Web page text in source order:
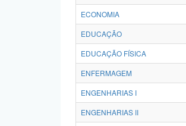
ECONOMIA
EDUCAÇÃO
EDUCAÇÃO FÍSICA
ENFERMAGEM
ENGENHARIAS I
ENGENHARIAS II